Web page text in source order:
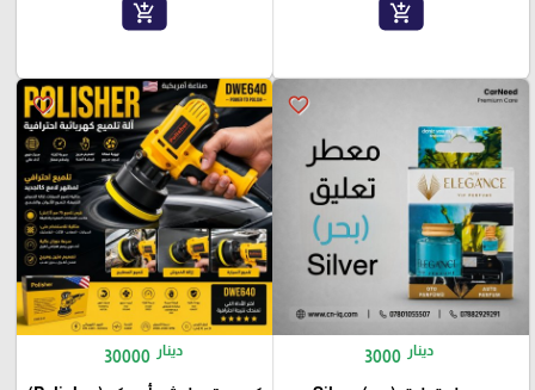
add_shopping_cart
add_shopping_cart
favorite_border
3000 دينار
favorite_border
30000 دينار